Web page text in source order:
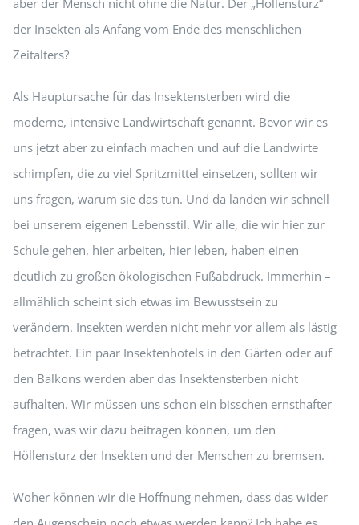
der Insekten als Anfang vom Ende des menschlichen
Zeitalters?
Als Hauptursache für das Insektensterben wird die
moderne, intensive Landwirtschaft genannt. Bevor wir es
uns jetzt aber zu einfach machen und auf die Landwirte
schimpfen, die zu viel Spritzmittel einsetzen, sollten wir
uns fragen, warum sie das tun. Und da landen wir schnell
bei unserem eigenen Lebensstil. Wir alle, die wir hier zur
Schule gehen, hier arbeiten, hier leben, haben einen
deutlich zu großen ökologischen Fußabdruck. Immerhin –
allmählich scheint sich etwas im Bewusstsein zu
verändern. Insekten werden nicht mehr vor allem als lästig
betrachtet. Ein paar Insektenhotels in den Gärten oder auf
den Balkons werden aber das Insektensterben nicht
aufhalten. Wir müssen uns schon ein bisschen ernsthafter
fragen, was wir dazu beitragen können, um den
Höllensturz der Insekten und der Menschen zu bremsen.
Woher können wir die Hoffnung nehmen, dass das wider